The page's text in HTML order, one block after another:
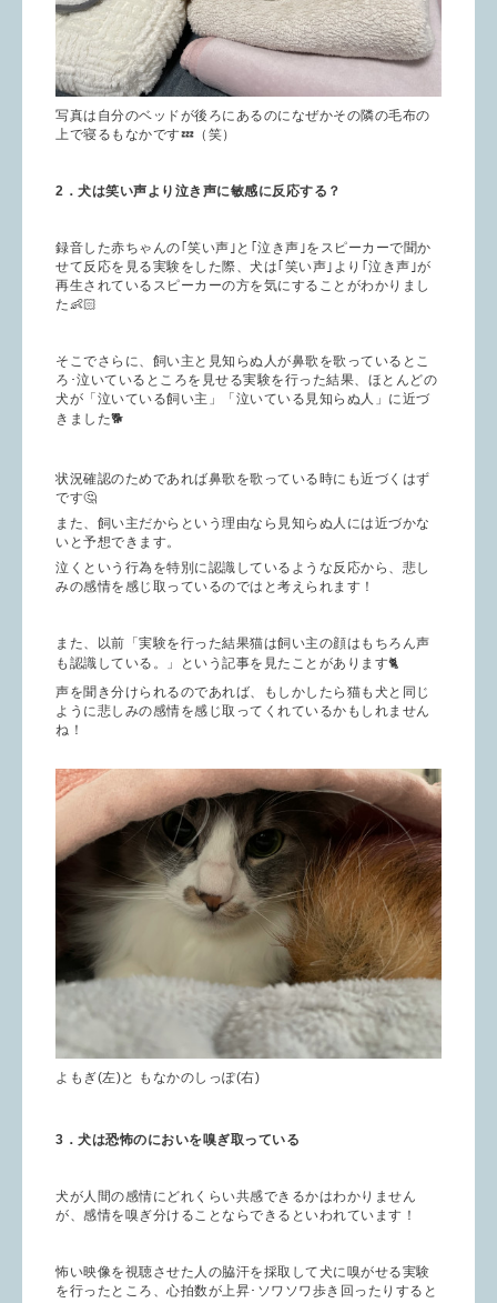
写真は自分のベッドが後ろにあるのになぜかその隣の毛布の
上で寝るもなかです💤（笑）
2．犬は笑い声より泣き声に敏感に反応する？
録音した赤ちゃんの｢笑い声｣と｢泣き声｣をスピーカーで聞か
せて反応を見る実験をした際、犬は｢笑い声｣より｢泣き声｣が
再生されているスピーカーの方を気にすることがわかりまし
た👶🏻
そこでさらに、飼い主と見知らぬ人が鼻歌を歌っているとこ
ろ･泣いているところを見せる実験を行った結果、ほとんどの
犬が「泣いている飼い主」「泣いている見知らぬ人」に近づ
きました🐕
状況確認のためであれば鼻歌を歌っている時にも近づくはず
です🤔
また、飼い主だからという理由なら見知らぬ人には近づかな
いと予想できます。
泣くという行為を特別に認識しているような反応から、悲し
みの感情を感じ取っているのではと考えられます！
また、以前「実験を行った結果猫は飼い主の顔はもちろん声
も認識している。」という記事を見たことがあります🐈
声を聞き分けられるのであれば、もしかしたら猫も犬と同じ
ように悲しみの感情を感じ取ってくれているかもしれません
ね！
よもぎ(左)と もなかのしっぽ(右)
3．犬は恐怖のにおいを嗅ぎ取っている
犬が人間の感情にどれくらい共感できるかはわかりません
が、感情を嗅ぎ分けることならできるといわれています！
怖い映像を視聴させた人の脇汗を採取して犬に嗅がせる実験
を行ったところ、心拍数が上昇･ソワソワ歩き回ったりすると